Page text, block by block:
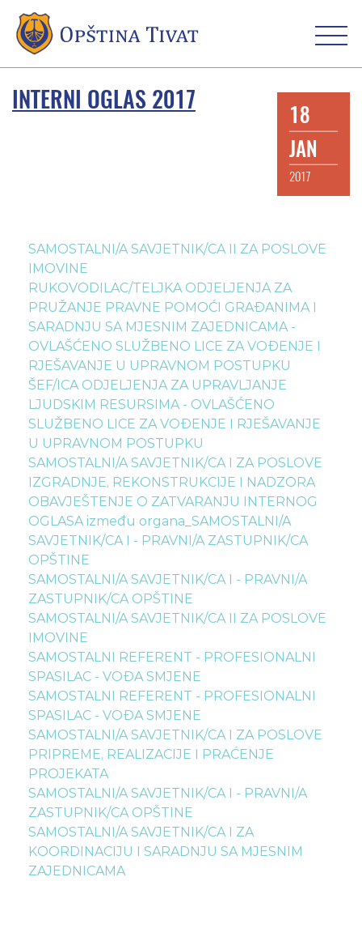
INTERNI OGLAS 2017
18
JAN
2017
SAMOSTALNI/A SAVJETNIK/CA II ZA POSLOVE
IMOVINE
RUKOVODILAC/TELJKA ODJELJENJA ZA
PRUŽANJE PRAVNE POMOĆI GRAĐANIMA I
SARADNJU SA MJESNIM ZAJEDNICAMA -
OVLAŠĆENO SLUŽBENO LICE ZA VOĐENJE I
RJEŠAVANJE U UPRAVNOM POSTUPKU
ŠEF/ICA ODJELJENJA ZA UPRAVLJANJE
LJUDSKIM RESURSIMA - OVLAŠĆENO
SLUŽBENO LICE ZA VOĐENJE I RJEŠAVANJE
U UPRAVNOM POSTUPKU
SAMOSTALNI/A SAVJETNIK/CA I ZA POSLOVE
IZGRADNJE, REKONSTRUKCIJE I NADZORA
OBAVJEŠTENJE O ZATVARANJU INTERNOG
OGLASA između organa_SAMOSTALNI/A
SAVJETNIK/CA I - PRAVNI/A ZASTUPNIK/CA
OPŠTINE
SAMOSTALNI/A SAVJETNIK/CA I - PRAVNI/A
ZASTUPNIK/CA OPŠTINE
SAMOSTALNI/A SAVJETNIK/CA II ZA POSLOVE
IMOVINE
SAMOSTALNI REFERENT - PROFESIONALNI
SPASILAC - VOĐA SMJENE
SAMOSTALNI REFERENT - PROFESIONALNI
SPASILAC - VOĐA SMJENE
SAMOSTALNI/A SAVJETNIK/CA I ZA POSLOVE
PRIPREME, REALIZACIJE I PRAĆENJE
PROJEKATA
SAMOSTALNI/A SAVJETNIK/CA I - PRAVNI/A
ZASTUPNIK/CA OPŠTINE
SAMOSTALNI/A SAVJETNIK/CA I ZA
KOORDINACIJU I SARADNJU SA MJESNIM
ZAJEDNICAMA